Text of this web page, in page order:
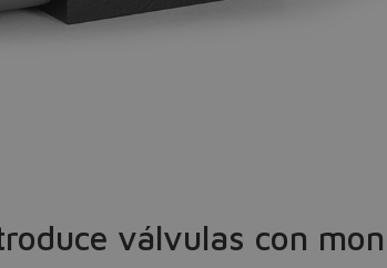
selection will be lost.
válvulas con